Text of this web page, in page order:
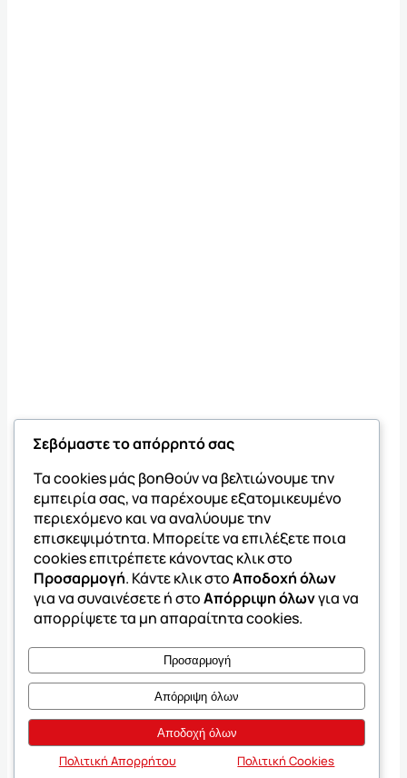
Σεβόμαστε το απόρρητό σας
Τα cookies μάς βοηθούν να βελτιώνουμε την
εμπειρία σας, να παρέχουμε εξατομικευμένο
περιεχόμενο και να αναλύουμε την
επισκεψιμότητα. Μπορείτε να επιλέξετε ποια
cookies επιτρέπετε κάνοντας κλικ στο
Προσαρμογή. Κάντε κλικ στοΑποδοχή όλων
για να συναινέσετε ή στοΑπόρριψη όλωνγια να
απορρίψετε τα μη απαραίτητα cookies.
Προσαρμογή
Απόρριψη όλων
Αποδοχή όλων
Πολιτική Απορρήτου Πολιτική Cookies